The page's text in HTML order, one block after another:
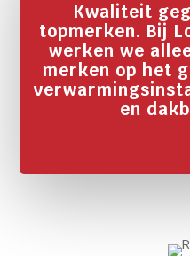
Kwaliteit
topmerken. Bij
werken we
merken op het
en